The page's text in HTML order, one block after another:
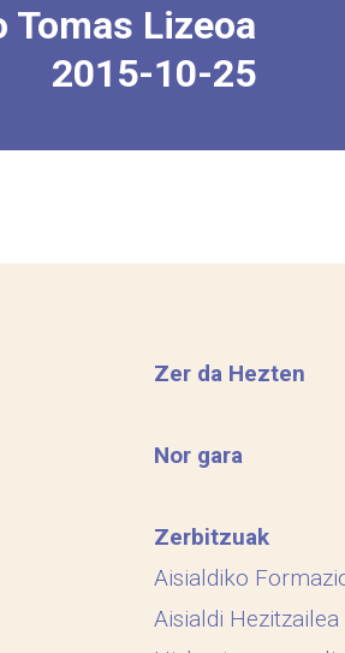
Tomas Lizeoa
2015-10-25
Zer da Hezten
Nor gara
Zerbitzuak
Aisialdiko
Aisialdi Hezitzailea